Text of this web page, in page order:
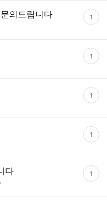
의드립니다
댓
글 1
댓
글 1
댓
글 1
댓
글 1
다
댓
글 1